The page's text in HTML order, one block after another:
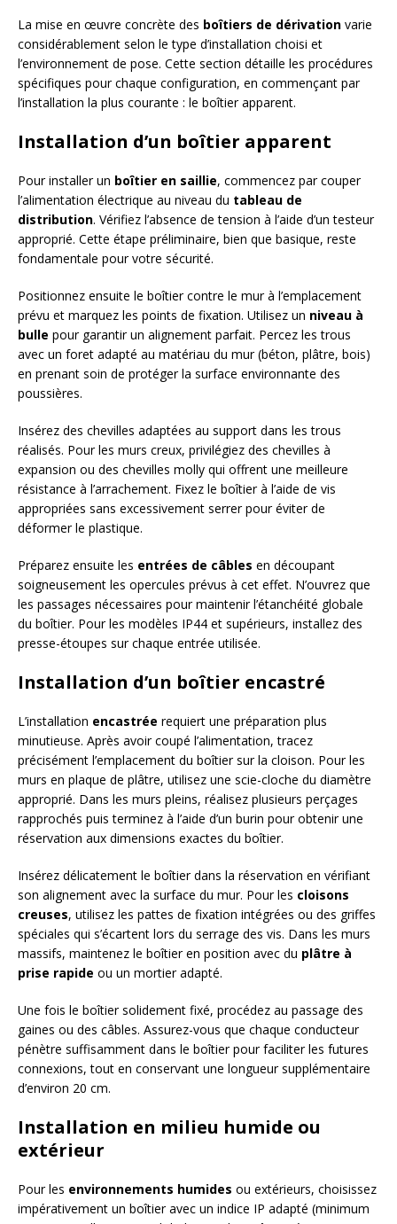
La mise en œuvre concrète des boîtiers de dérivation varie
considérablement selon le type d’installation choisi et
l’environnement de pose. Cette section détaille les procédures
spécifiques pour chaque configuration, en commençant par
l’installation la plus courante : le boîtier apparent.
Installation d’un boîtier apparent
Pour installer un boîtier en saillie, commencez par couper
l’alimentation électrique au niveau du tableau de
distribution. Vérifiez l’absence de tension à l’aide d’un testeur
approprié. Cette étape préliminaire, bien que basique, reste
fondamentale pour votre sécurité.
Positionnez ensuite le boîtier contre le mur à l’emplacement
prévu et marquez les points de fixation. Utilisez un niveau à
bulle pour garantir un alignement parfait. Percez les trous
avec un foret adapté au matériau du mur (béton, plâtre, bois)
en prenant soin de protéger la surface environnante des
poussières.
Insérez des chevilles adaptées au support dans les trous
réalisés. Pour les murs creux, privilégiez des chevilles à
expansion ou des chevilles molly qui offrent une meilleure
résistance à l’arrachement. Fixez le boîtier à l’aide de vis
appropriées sans excessivement serrer pour éviter de
déformer le plastique.
Préparez ensuite les entrées de câbles en découpant
soigneusement les opercules prévus à cet effet. N’ouvrez que
les passages nécessaires pour maintenir l’étanchéité globale
du boîtier. Pour les modèles IP44 et supérieurs, installez des
presse-étoupes sur chaque entrée utilisée.
Installation d’un boîtier encastré
L’installation encastrée requiert une préparation plus
minutieuse. Après avoir coupé l’alimentation, tracez
précisément l’emplacement du boîtier sur la cloison. Pour les
murs en plaque de plâtre, utilisez une scie-cloche du diamètre
approprié. Dans les murs pleins, réalisez plusieurs perçages
rapprochés puis terminez à l’aide d’un burin pour obtenir une
réservation aux dimensions exactes du boîtier.
Insérez délicatement le boîtier dans la réservation en vérifiant
son alignement avec la surface du mur. Pour les cloisons
creuses, utilisez les pattes de fixation intégrées ou des griffes
spéciales qui s’écartent lors du serrage des vis. Dans les murs
massifs, maintenez le boîtier en position avec du plâtre à
prise rapide ou un mortier adapté.
Une fois le boîtier solidement fixé, procédez au passage des
gaines ou des câbles. Assurez-vous que chaque conducteur
pénètre suffisamment dans le boîtier pour faciliter les futures
connexions, tout en conservant une longueur supplémentaire
d’environ 20 cm.
Installation en milieu humide ou
extérieur
Pour les environnements humides ou extérieurs, choisissez
impérativement un boîtier avec un indice IP adapté (minimum